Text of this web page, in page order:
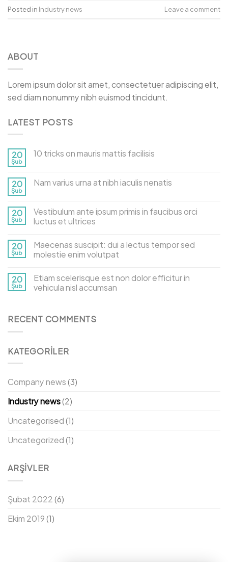
Posted in Industry news Leave a comment
ABOUT
Lorem ipsum dolor sit amet, consectetuer adipiscing elit,
sed diam nonummy nibh euismod tincidunt.
LATEST POSTS
20
Şub
10 tricks on mauris mattis facilisis
20
Şub
Nam varius urna at nibh iaculis nenatis
20
Şub
Vestibulum ante ipsum primis in faucibus orci
luctus et ultrices
20
Şub
Maecenas suscipit: dui a lectus tempor sed
molestie enim volutpat
20
Şub
Etiam scelerisque est non dolor efficitur in
vehicula nisl accumsan
RECENT COMMENTS
KATEGORILER
Company news(3)
Industry news(2)
Uncategorised(1)
Uncategorized(1)
ARŞIVLER
Şubat 2022(6)
Ekim 2019(1)